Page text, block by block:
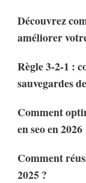
Découvrez
améliorer
Règle 3-2-1 :
sauvegardes
Comment
en seo en 2026
Comment
2025 ?